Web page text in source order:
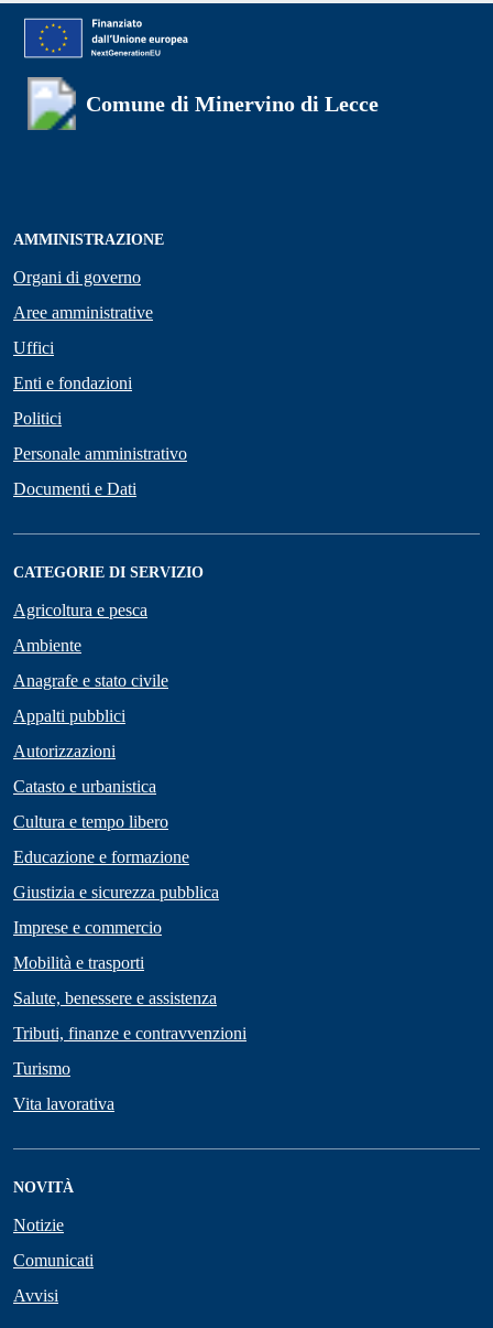
Comune di Minervino di Lecce
AMMINISTRAZIONE
Organi di governo
Aree amministrative
Uffici
Enti e fondazioni
Politici
Personale amministrativo
Documenti e Dati
CATEGORIE DI SERVIZIO
Agricoltura e pesca
Ambiente
Anagrafe e stato civile
Appalti pubblici
Autorizzazioni
Catasto e urbanistica
Cultura e tempo libero
Educazione e formazione
Giustizia e sicurezza pubblica
Imprese e commercio
Mobilità e trasporti
Salute, benessere e assistenza
Tributi, finanze e contravvenzioni
Turismo
Vita lavorativa
NOVITÀ
Notizie
Comunicati
Avvisi